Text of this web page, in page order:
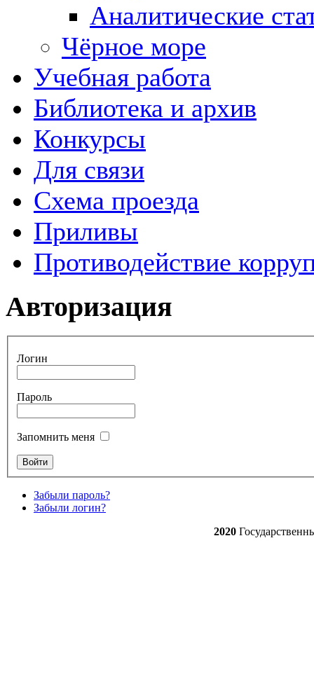
Аналитические
Чёрное море
Учебная работа
Библиотека и архив
Конкурсы
Для связи
Схема проезда
Приливы
Противодействие
Авторизация
Логин
Пароль
Запомнить меня
Забыли пароль?
Забыли логин?
2020